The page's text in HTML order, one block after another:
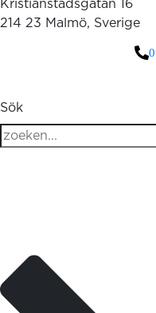
Kristianstadsgatan 16
214 23 Malmö, Sverige
3 downloads
ladda ner
Sök